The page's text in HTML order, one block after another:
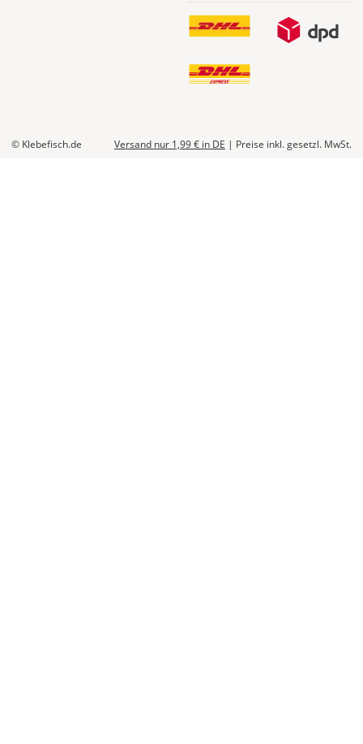
© Klebefisch.de Versand nur 1,99 € in DE | Preise inkl. gesetzl. MwSt.